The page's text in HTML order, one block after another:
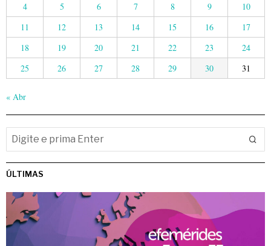
4
5 6 7 8 9
10
11
12 13 14 15 16
17
18
19 20 21 22 23
24
25
26 27 28 29 30 31
« Abr
ÚLTIMAS